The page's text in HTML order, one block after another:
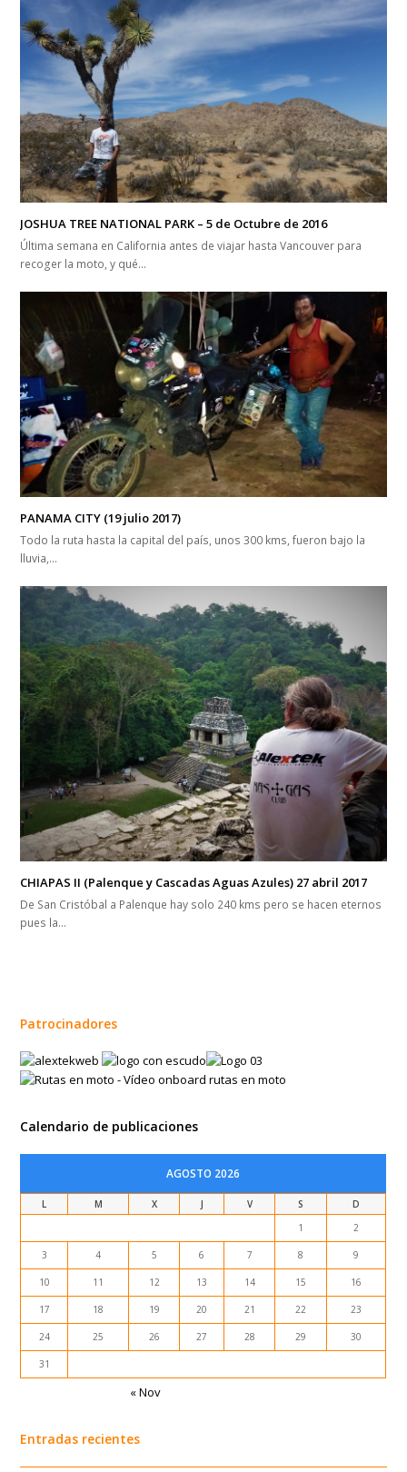
JOSHUA TREE NATIONAL PARK – 5 de Octubre de 2016
Última semana en California antes de viajar hasta Vancouver para
recoger la moto, y qué…
PANAMA CITY (19 julio 2017)
Todo la ruta hasta la capital del país, unos 300 kms, fueron bajo la
lluvia,…
CHIAPAS II (Palenque y Cascadas Aguas Azules) 27 abril 2017
De San Cristóbal a Palenque hay solo 240 kms pero se hacen eternos
pues la…
Patrocinadores
Calendario de publicaciones
AGOSTO 2026
L M X J V S
D
1
2
3 4 5 6 7 8 9
10 11 12 13 14 15 16
17 18 19 20 21 22 23
24 25 26 27 28 29 30
31
« Nov
Entradas recientes